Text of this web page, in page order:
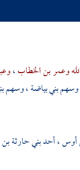
وعمر بن الخطاب،
وسهمبني بياضة، وسهم
أوس، أحدبني حارثة